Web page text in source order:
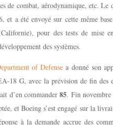
de combat, aérodynamique, etc. Le
a été envoyé sur cette même
pour des tests de mise
des systèmes.
of Defense a donné son
18 G, avec la prévision de fin des
d’en commander85. Fin
et Boeing s’est engagé sur la
à la demande accrue des